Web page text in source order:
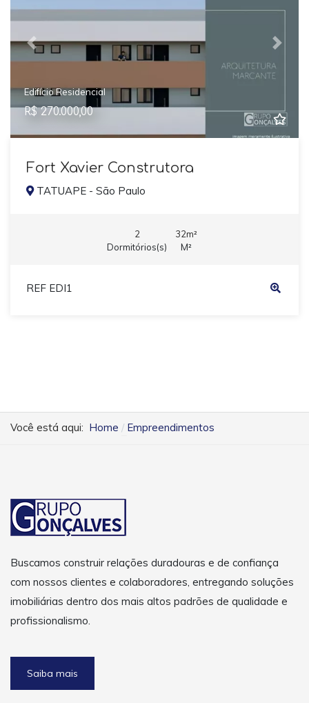
Previous Next
Edifício Residencial
R$ 270.000,00
Fort Xavier Construtora
TATUAPE - São Paulo
2
Dormitórios(s)
32m²
M²
REF EDI1
Você está aqui: Home Empreendimentos
Buscamos construir relações duradouras e de confiança
com nossos clientes e colaboradores, entregando soluções
imobiliárias dentro dos mais altos padrões de qualidade e
profissionalismo.
Saiba mais